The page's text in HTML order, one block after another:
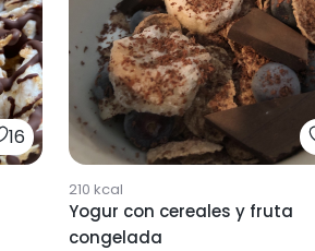
16
210 kcal
Yogur con cereales y fruta
congelada